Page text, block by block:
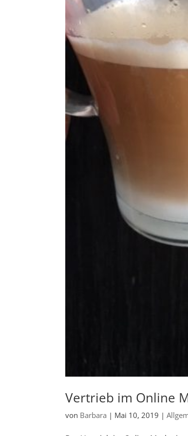
Vertrieb im Online
von Barbara | Mai 10, 2019 |